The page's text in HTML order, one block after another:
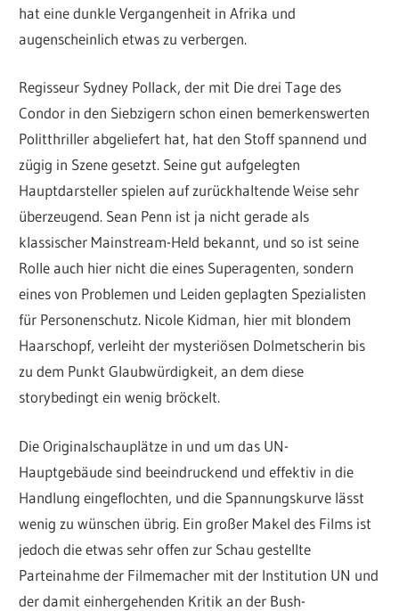
hat eine dunkle Vergangenheit in Afrika und
augenscheinlich etwas zu verbergen.
Regisseur Sydney Pollack, der mit Die drei Tage des
Condor in den Siebzigern schon einen bemerkenswerten
Politthriller abgeliefert hat, hat den Stoff spannend und
zügig in Szene gesetzt. Seine gut aufgelegten
Hauptdarsteller spielen auf zurückhaltende Weise sehr
überzeugend. Sean Penn ist ja nicht gerade als
klassischer Mainstream-Held bekannt, und so ist seine
Rolle auch hier nicht die eines Superagenten, sondern
eines von Problemen und Leiden geplagten Spezialisten
für Personenschutz. Nicole Kidman, hier mit blondem
Haarschopf, verleiht der mysteriösen Dolmetscherin bis
zu dem Punkt Glaubwürdigkeit, an dem diese
storybedingt ein wenig bröckelt.
Die Originalschauplätze in und um das UN-
Hauptgebäude sind beeindruckend und effektiv in die
Handlung eingeflochten, und die Spannungskurve lässt
wenig zu wünschen übrig. Ein großer Makel des Films ist
jedoch die etwas sehr offen zur Schau gestellte
Parteinahme der Filmemacher mit der Institution UN und
der damit einhergehenden Kritik an der Bush-